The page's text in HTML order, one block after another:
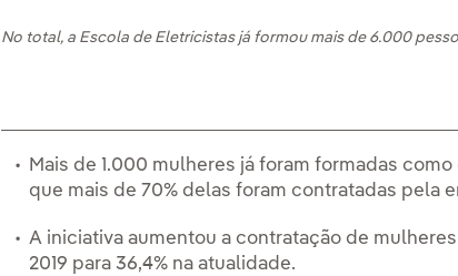
No total, a Escola de Eletricistas já formou mais de 6.000
Mais de 1.000 mulheres já foram formadas
que mais de 70% delas foram contratadas pela
A iniciativa aumentou a contratação de
2019 para 36,4% na atualidade.